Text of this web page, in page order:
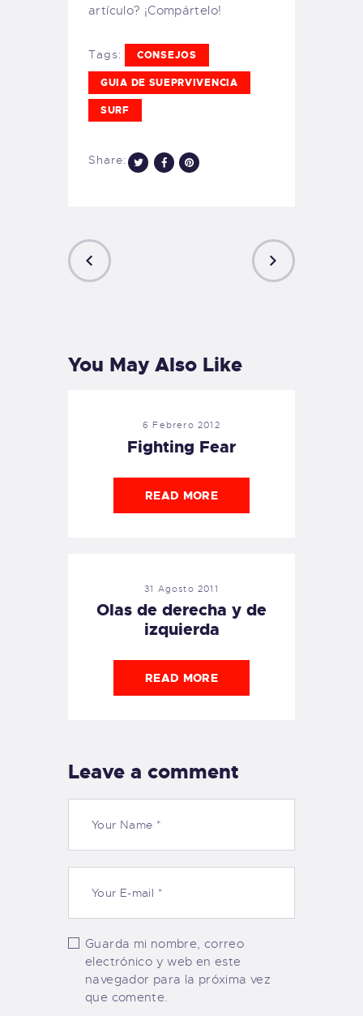
artículo? ¡Compártelo!
Tags: CONSEJOS
GUIA DE SUEPRVIVENCIA
SURF
Share:
You May Also Like
6 Febrero 2012
Fighting Fear
READ MORE
31 Agosto 2011
Olas de derecha y de
izquierda
READ MORE
Leave a comment
Guarda mi nombre, correo
electrónico y web en este
navegador para la próxima vez
que comente.